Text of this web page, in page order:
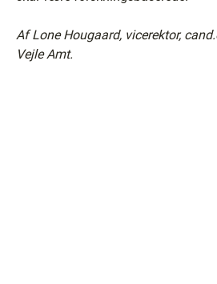
Af Lone Hougaard, vicerektor,
Vejle Amt.